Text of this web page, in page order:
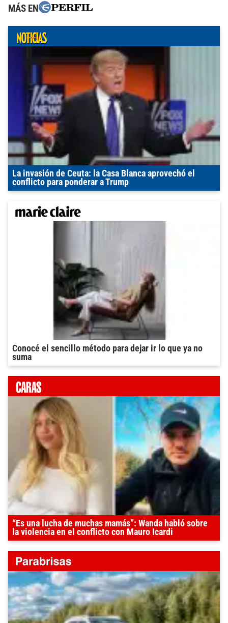
MÁS EN
La invasión de Ceuta: la Casa Blanca aprovechó el
conflicto para ponderar a Trump
Conocé el sencillo método para dejar ir lo que ya no
suma
“Es una lucha de muchas mamás”: Wanda habló sobre
la violencia en el conflicto con Mauro Icardi